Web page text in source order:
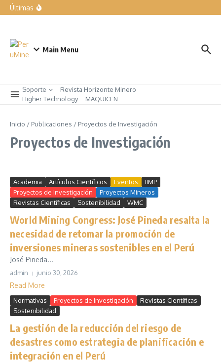
Últimas
Main Menu
Soporte
Revista Horizonte Minero
Higher Technology
MAQUICEN
Inicio / Publicaciones / Proyectos de Investigación
Proyectos de Investigación
Academia Artículos Científicos Eventos
IIMP
Proyectos de Investigación
Proyectos Mineros
Revistas Científicas
Sostenibilidad WMC
World Mining Congress: José Pineda resalta la
necesidad de retomar la promoción de
inversiones mineras sostenibles en el Perú
José Pineda...
admin junio 30, 2026
Read More
Normativas Proyectos de Investigación
Revistas Científicas
Sostenibilidad
La gestión de la reducción del riesgo de
desastres como estrategia de planificación e
integración en el Perú